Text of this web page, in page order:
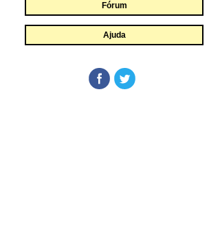
Fórum
Ajuda